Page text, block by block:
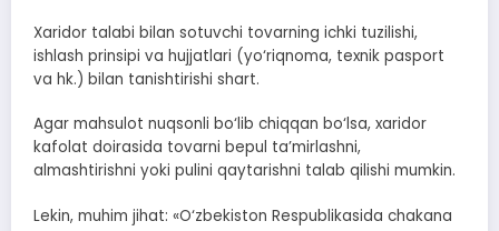
Xaridor talabi bilan sotuvchi tovarning ichki tuzilishi,
ishlash prinsipi va hujjatlari (yo‘riqnoma, texnik pasport
va hk.) bilan tanishtirishi shart.
Agar mahsulot nuqsonli bo‘lib chiqqan bo‘lsa, xaridor
kafolat doirasida tovarni bepul ta’mirlashni,
almashtirishni yoki pulini qaytarishni talab qilishi mumkin.
Lekin, muhim jihat: «O‘zbekiston Respublikasida chakana